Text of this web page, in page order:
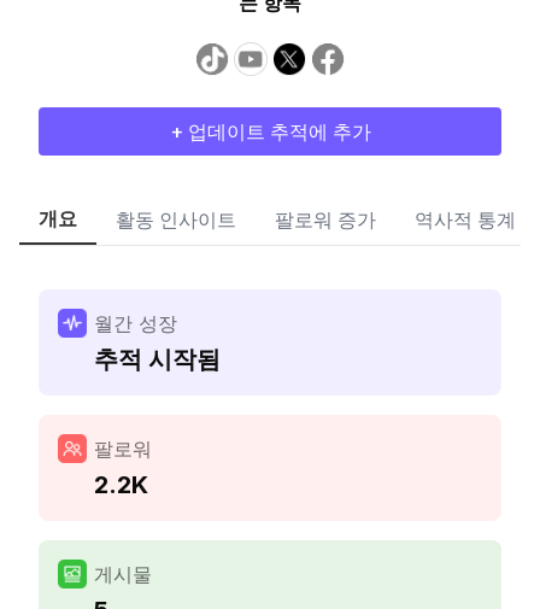
+ 업데이트 추적에 추가
개요 활동 인사이트 팔로워 증가 역사적 통계
월간 성장
추적 시작됨
팔로워
2.2K
게시물